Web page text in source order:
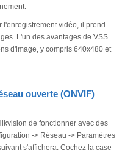
l'enregistrement vidéo, il prend
L'un des avantages de VSS
d'image, y compris 640x480 et
ouverte (ONVIF)
de fonctionner avec des
-> Réseau -> Paramètres
s'affichera. Cochez la case